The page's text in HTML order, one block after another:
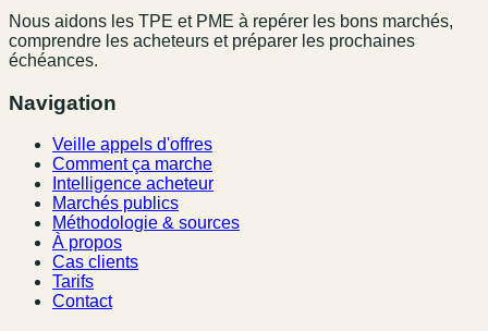
Nous aidons les TPE et PME à repérer les bons marchés,
comprendre les acheteurs et préparer les prochaines
échéances.
Navigation
Veille appels d'offres
Comment ça marche
Intelligence acheteur
Marchés publics
Méthodologie & sources
À propos
Cas clients
Tarifs
Contact